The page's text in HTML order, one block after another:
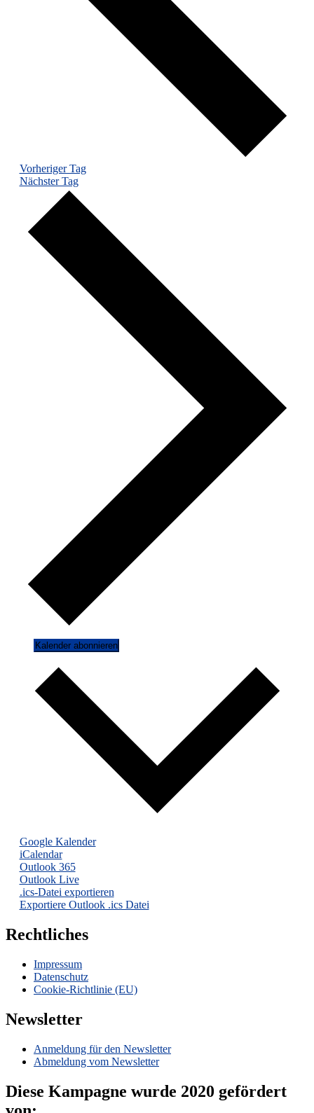
Vorheriger Tag
Nächster Tag
Kalender abonnieren
Google Kalender
iCalendar
Outlook 365
Outlook Live
.ics-Datei exportieren
Exportiere Outlook .ics Datei
Rechtliches
Impressum
Datenschutz
Cookie-Richtlinie (EU)
Newsletter
Anmeldung für den Newsletter
Abmeldung vom Newsletter
Diese Kampagne wurde 2020 gefördert